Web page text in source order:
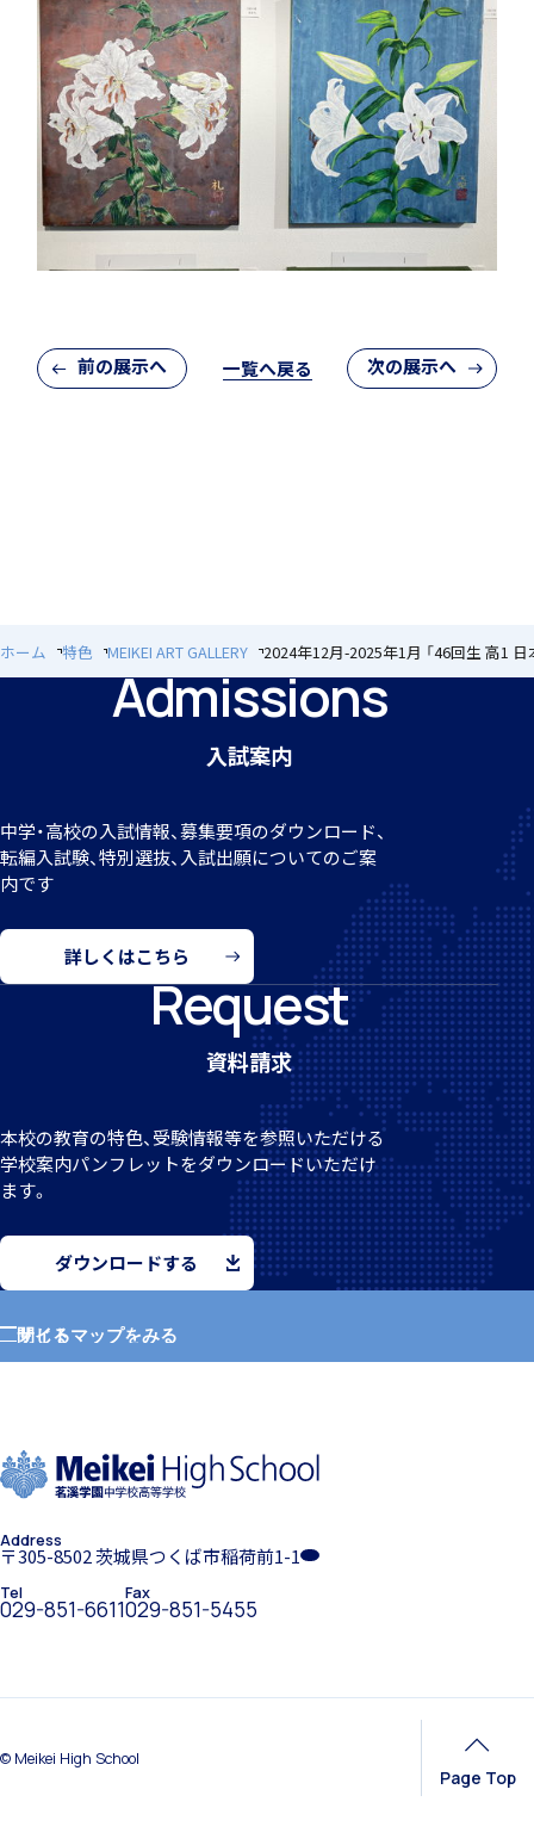
前の展示へ 一覧へ戻る 次の展示へ
ホーム 特色 MEIKEI ART GALLERY 2024年12月-2025年1月 「46回生 高1 日
Admissions
入試案内
中学・高校の入試情報、募集要項のダウンロード、
転編入試験、特別選抜、入試出願についてのご案
内です
詳しくはこちら
Request
資料請求
本校の教育の特色、受験情報等を参照いただける
学校案内パンフレットをダウンロードいただけ
ます。
ダウンロードする
サイトマップをみる
閉じる
学校長挨拶
Address
〒305-8502 茨城県つくば市稲荷前1-1
Tel
029-851-6611
Fax
029-851-5455
© Meikei High School
Page Top
学園寮
生活の様子
施設紹介
帰国生支援
海外からの留学生受け入れ
入試案内
転編入試験
進路情報